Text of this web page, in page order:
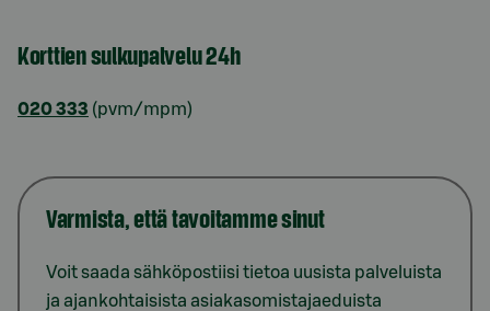
Korttien sulkupalvelu 24h
020 333 (pvm/mpm)
Varmista, että tavoitamme sinut
Voit saada sähköpostiisi tietoa uusista palveluista
ja ajankohtaisista asiakasomistajaeduista